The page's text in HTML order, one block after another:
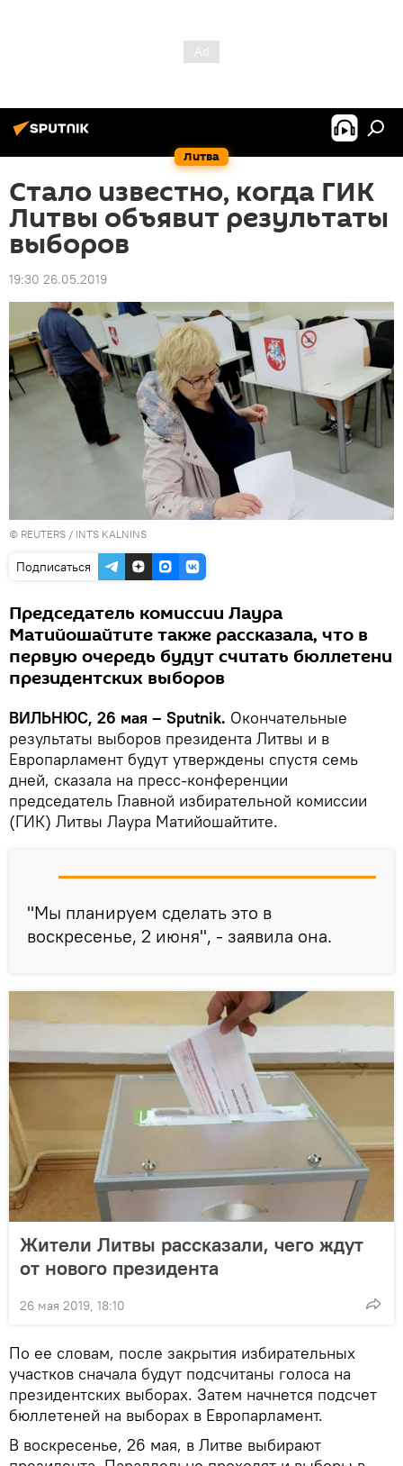
Литва
Стало известно, когда ГИК
Литвы объявит результаты
выборов
19:30 26.05.2019
© REUTERS / INTS KALNINS
Подписаться
Председатель комиссии Лаура
Матийошайтите также рассказала, что в
первую очередь будут считать бюллетени
президентских выборов
ВИЛЬНЮС, 26 мая – Sputnik. Окончательные
результаты выборов президента Литвы и в
Европарламент будут утверждены спустя семь
дней, сказала на пресс-конференции
председатель Главной избирательной комиссии
(ГИК) Литвы Лаура Матийошайтите.
"Мы планируем сделать это в
воскресенье, 2 июня", - заявила она.
Жители Литвы рассказали, чего ждут
от нового президента
26 мая 2019, 18:10
По ее словам, после закрытия избирательных
участков сначала будут подсчитаны голоса на
президентских выборах. Затем начнется подсчет
бюллетеней на выборах в Европарламент.
В воскресенье, 26 мая, в Литве выбирают